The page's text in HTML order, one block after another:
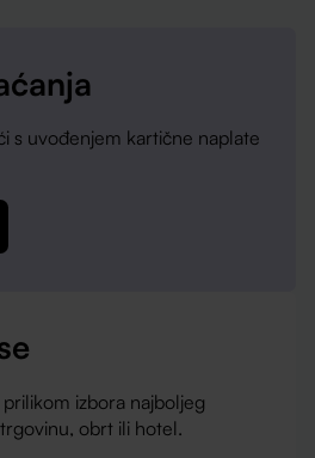
s uvođenjem kartične naplate
izbora najboljeg
obrt ili hotel.